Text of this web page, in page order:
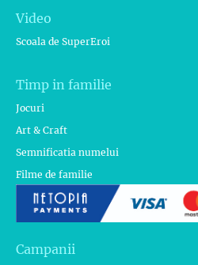
Video
Scoala de SuperEroi
Timp in familie
Jocuri
Art & Craft
Semnificatia numelui
Filme de familie
Campanii